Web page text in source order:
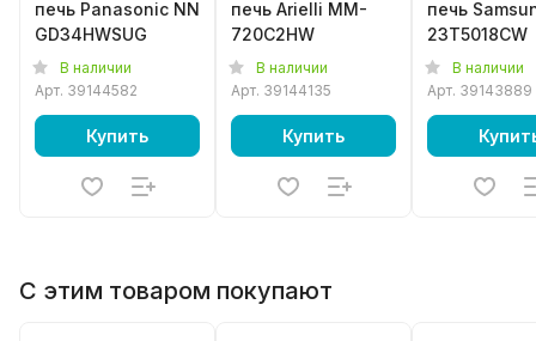
печь Panasonic NN
GD34HWSUG
В наличии
Арт. 39144582
Купить
печь Arielli MM-
720C2HW
В наличии
Арт. 39144135
Купить
печь
23T5018CW
В наличии
Арт. 39143889
С этим товаром покупают